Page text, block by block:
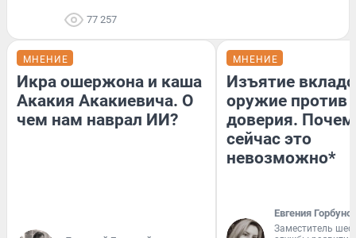
77 257
МНЕНИЕ
Икра ошержона и каша
Акакия Акакиевича. О
чем нам наврал ИИ?
МНЕНИЕ
Изъятие
оружие против
доверия.
сейчас это
невозможно*
Евгения
Заместитель